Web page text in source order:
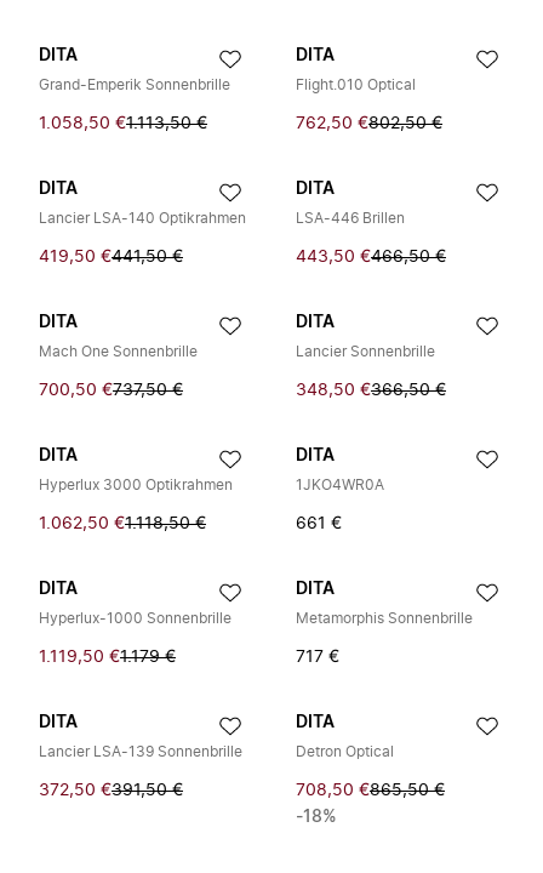
DITA
Grand-Emperik Sonnenbrille
1.058,50 €1.113,50 €
DITA
Flight.010 Optical
762,50 €802,50 €
DITA
Lancier LSA-140 Optikrahmen
419,50 €441,50 €
DITA
LSA-446 Brillen
443,50 €466,50 €
DITA
Mach One Sonnenbrille
700,50 €737,50 €
DITA
Lancier Sonnenbrille
348,50 €366,50 €
DITA
Hyperlux 3000 Optikrahmen
1.062,50 €1.118,50 €
DITA
1JKO4WR0A
661 €
DITA
Hyperlux-1000 Sonnenbrille
1.119,50 €1.179 €
DITA
Metamorphis Sonnenbrille
717 €
DITA
Lancier LSA-139 Sonnenbrille
372,50 €391,50 €
DITA
Detron Optical
708,50 €865,50 €
-18%